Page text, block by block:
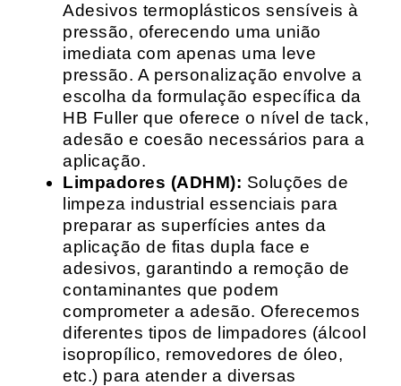
Adesivos termoplásticos sensíveis à
pressão, oferecendo uma união
imediata com apenas uma leve
pressão. A personalização envolve a
escolha da formulação específica da
HB Fuller que oferece o nível de tack,
adesão e coesão necessários para a
aplicação.
Limpadores (ADHM): Soluções de
limpeza industrial essenciais para
preparar as superfícies antes da
aplicação de fitas dupla face e
adesivos, garantindo a remoção de
contaminantes que podem
comprometer a adesão. Oferecemos
diferentes tipos de limpadores (álcool
isopropílico, removedores de óleo,
etc.) para atender a diversas